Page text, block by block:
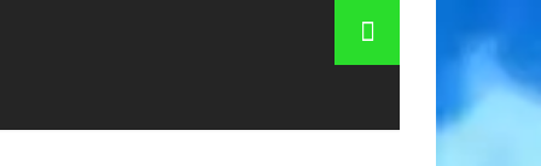
Cologne - souvenirs, cadeaux